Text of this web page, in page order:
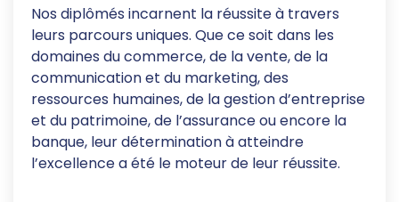
Nos diplômés incarnent la réussite à travers
leurs parcours uniques. Que ce soit dans les
domaines du commerce, de la vente, de la
communication et du marketing, des
ressources humaines, de la gestion d’entreprise
et du patrimoine, de l’assurance ou encore la
banque, leur détermination à atteindre
l’excellence a été le moteur de leur réussite.